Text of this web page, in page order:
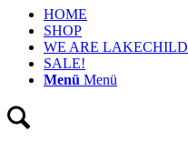
HOME
SHOP
WE ARE LAKECHILD
SALE!
Menü Menü